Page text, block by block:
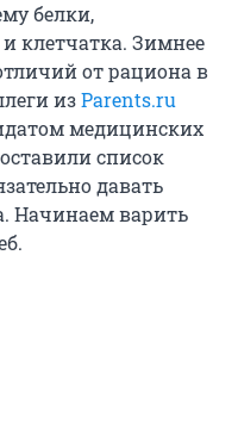
белки,
клетчатка. Зимнее
от рациона в
изParents.ru
медицинских
список
давать
Начинаем варить